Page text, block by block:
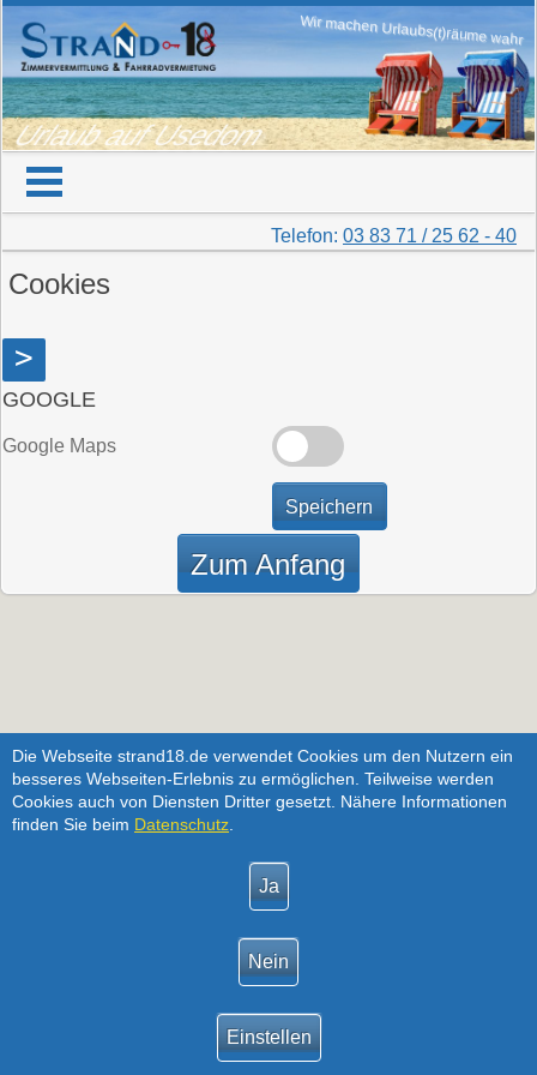
Die Webseite strand18.de verwendet Cookies um den Nutzern ein
besseres Webseiten-Erlebnis zu ermöglichen. Teilweise werden
Cookies auch von Diensten Dritter gesetzt. Nähere Informationen
finden Sie beim Datenschutz
Wir machen Urlaubs(t)räume wahr
Urlaub auf Usedom
Telefon: 03 83 71 / 25 62 - 40
Cookies
>
GOOGLE
Google Maps
Zum Anfang